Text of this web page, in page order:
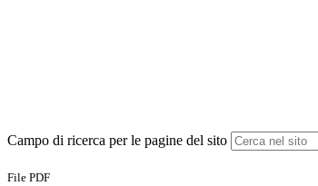
Campo di ricerca per le pagine del sito
File PDF